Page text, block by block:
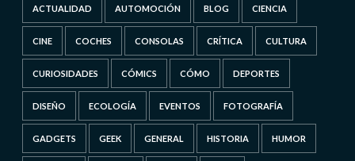
ACTUALIDAD AUTOMOCIÓN BLOG CIENCIA
CINE COCHES CONSOLAS CRÍTICA CULTURA
CURIOSIDADES CÓMICS CÓMO DEPORTES
DISEÑO ECOLOGÍA EVENTOS FOTOGRAFÍA
GADGETS GEEK GENERAL HISTORIA HUMOR